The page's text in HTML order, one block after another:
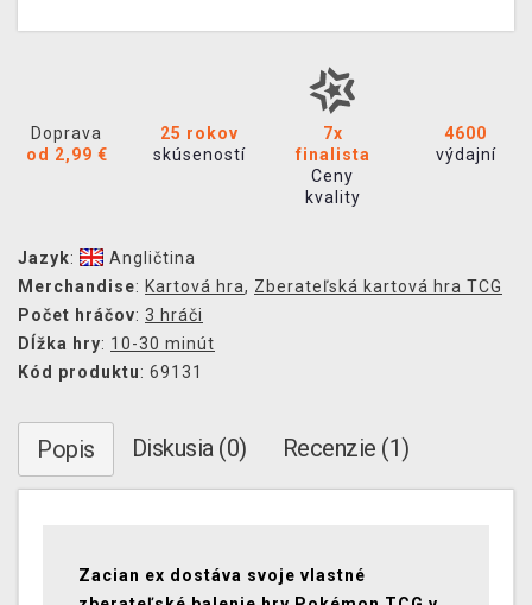
Doprava
od 2,99 €
25 rokov
skúseností
7x
finalista
Ceny
kvality
4600
výdajní
Jazyk:
Angličtina
Merchandise: Kartová hra, Zberateľská kartová hra TCG
Počet hráčov: 3 hráči
Dĺžka hry: 10-30 minút
Kód produktu: 69131
Popis Diskusia (0) Recenzie (1)
Zacian ex dostáva svoje vlastné